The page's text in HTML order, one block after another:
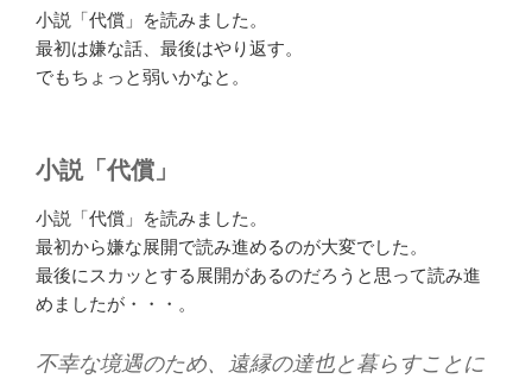
小説「代償」を読みました。
最初は嫌な話、最後はやり返す。
でもちょっと弱いかなと。
小説「代償」
小説「代償」を読みました。
最初から嫌な展開で読み進めるのが大変でした。
最後にスカッとする展開があるのだろうと思って読み進
めましたが・・・。
不幸な境遇のため、遠縁の達也と暮らすことに